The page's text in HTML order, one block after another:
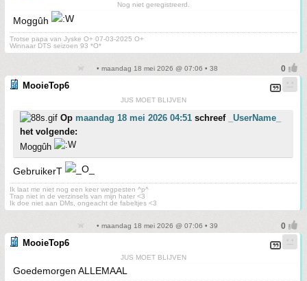
Nog niet geregistreerd.
Moggûh
Trotse papa van Jyske O+ 07-03-2025 O+
Winnaar DTS seizoen 93 *O*
• maandag 18 mei 2026 @ 07:06 • 38
MooieTop6
JUS MOET BLIJVEN
Op maandag 18 mei 2026 04:51 schreef
_UserName_
het volgende:
Moggûh
GebruikerT
Ik laat me niet nog een keer wegpesten ^p^
Trap niet in de verzinsels van mijn hater <3
Ik doe niet aan DMs, ongeacht de fabeltjes <3
• maandag 18 mei 2026 @ 07:06 • 39
MooieTop6
JUS MOET BLIJVEN
Goedemorgen ALLEMAAL